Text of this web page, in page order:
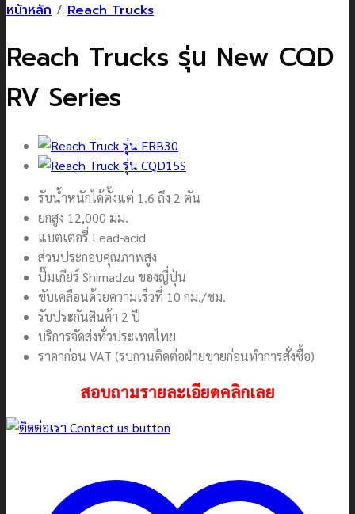
หน้าหลัก / Reach Trucks
Reach Trucks รุ่น New CQD
RV Series
รับน้ำหนักได้ตั้งแต่ 1.6 ถึง 2 ตัน
ยกสูง 12,000 มม.
แบตเตอรี่ Lead-acid
ส่วนประกอบคุณภาพสูง
ปั๊มเกียร์ Shimadzu ของญี่ปุ่น
ขับเคลื่อนด้วยความเร็วที่ 10 กม./ชม.
รับประกันสินค้า 2 ปี
บริการจัดส่งทั่วประเทศไทย
ราคาก่อน VAT (รบกวนติดต่อฝ่ายขายก่อนทำการสั่งซื้อ)
สอบถามรายละเอียดคลิกเลย